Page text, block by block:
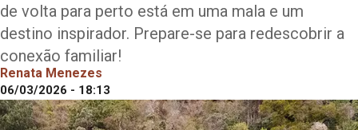
de volta para perto está em uma mala e um
destino inspirador. Prepare-se para redescobrir a
conexão familiar!
Renata Menezes
06/03/2026 - 18:13